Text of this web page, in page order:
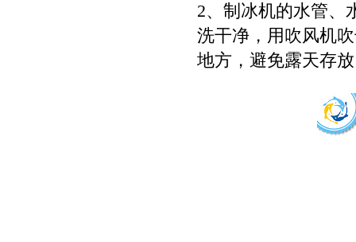
2、制冰机的水管、
洗干净，用吹风机
地方，避免露天存